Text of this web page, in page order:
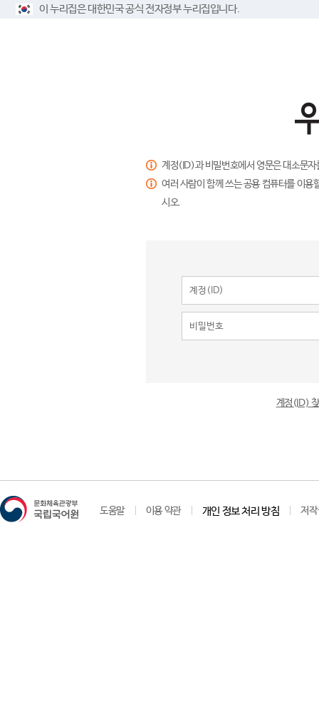
이 누리집은 대한민국 공식 전자정부 누리집입니다.
계정(ID)과 비밀번호에서 영문은 대소문
여러 사람이 함께 쓰는 공용 컴퓨터를 이
시오.
계정(ID)
도움말 이용 약관 개인 정보 처리 방침 저